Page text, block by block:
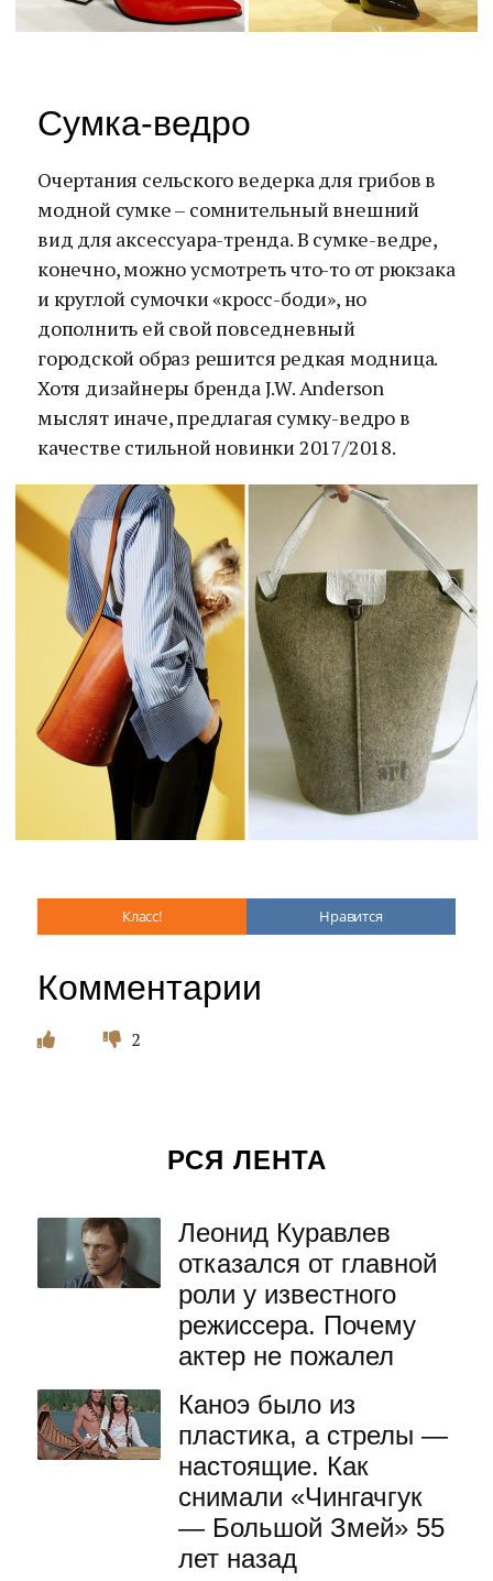
Сумка-ведро
Очертания сельского ведерка для грибов в
модной сумке – сомнительный внешний
вид для аксессуара-тренда. В сумке-ведре,
конечно, можно усмотреть что-то от рюкзака
и круглой сумочки «кросс-боди», но
дополнить ей свой повседневный
городской образ решится редкая модница.
Хотя дизайнеры бренда J.W. Anderson
мыслят иначе, предлагая сумку-ведро в
качестве стильной новинки 2017/2018.
Класс! Нравится
Комментарии
2
РСЯ ЛЕНТА
Леонид Куравлев
отказался от главной
роли у известного
режиссера. Почему
актер не пожалел
Каноэ было из
пластика, а стрелы —
настоящие. Как
снимали «Чингачгук
— Большой Змей» 55
лет назад